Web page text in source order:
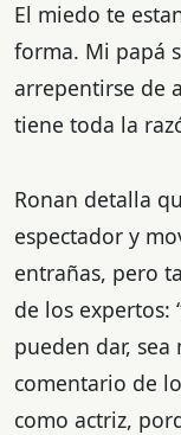
El miedo te
forma. Mi papá
arrepentirse de
tiene toda la
Ronan detalla
espectador y
entrañas, pero
de los expertos:
pueden dar,
comentario de
como actriz,